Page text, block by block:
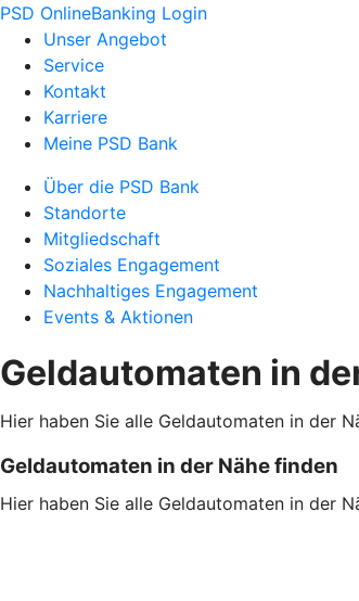
PSD OnlineBanking Login
Unser Angebot
Service
Kontakt
Karriere
Meine PSD Bank
Über die PSD Bank
Standorte
Mitgliedschaft
Soziales Engagement
Nachhaltiges Engagement
Events & Aktionen
Geldautomaten in
Hier haben Sie alle Geldautomaten in der
Geldautomaten in der Nähe finden
Hier haben Sie alle Geldautomaten in der